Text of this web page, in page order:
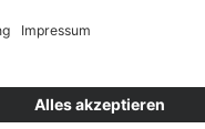
© 2026 Runkel